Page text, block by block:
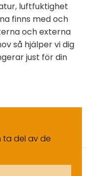
luftfuktighet
finns med och
och externa
så hjälper vi dig
just för din
ta del av de